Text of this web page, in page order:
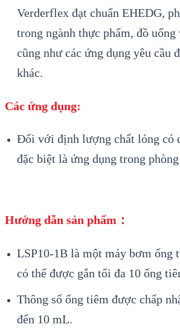
Verderflex đạt chuẩn EHEDG,
trong ngành thực phẩm, đồ uống
cũng như các ứng dụng yêu cầu
khác.
Các ứng dụng:
Đối với định lượng chất lỏng có
đặc biệt là ứng dụng trong
Hướng dẫn sản phẩm：
LSP10-1B là một máy bơm ống
có thể được gắn tối đa 10 ống
Thông số ống tiêm được chấp
đến 10 mL.